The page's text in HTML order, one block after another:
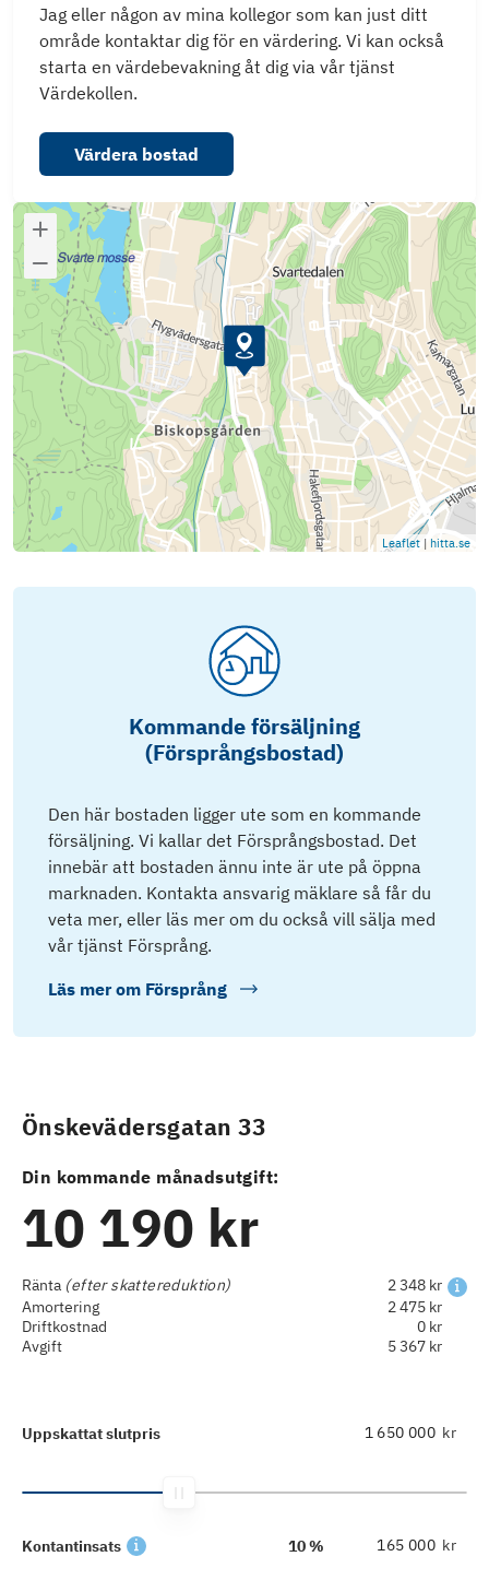
Jag eller någon av mina kollegor som kan just ditt
område kontaktar dig för en värdering. Vi kan också
starta en värdebevakning åt dig via vår tjänst
Värdekollen.
Värdera bostad
Leaflet | hitta.se
Kommande försäljning
(Försprångsbostad)
Den här bostaden ligger ute som en kommande
försäljning. Vi kallar det Försprångsbostad. Det
innebär att bostaden ännu inte är ute på öppna
marknaden. Kontakta ansvarig mäklare så får du
veta mer, eller läs mer om du också vill sälja med
vår tjänst Försprång.
Läs mer om Försprång
Önskevädersgatan 33
Din kommande månadsutgift:
10 190 kr
Ränta (efter skattereduktion)
2 348 kr
Amortering
2 475 kr
Driftkostnad
0 kr
Avgift
5 367 kr
Uppskattat slutpris kr
Kontantinsats 10 % kr